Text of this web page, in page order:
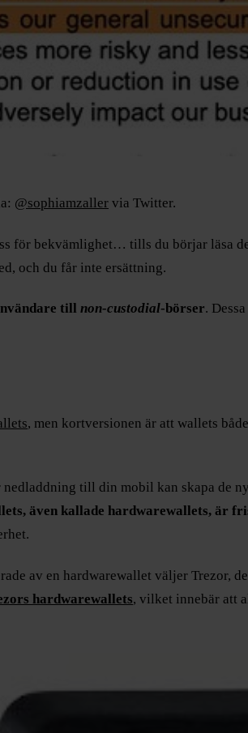
@sophiamzaller via Twitter.
för bekvämlighet… tills du börjar läsa
och du får inte ersättning.
till non-custodial-börser.
, men kortversionen är att wallets
till din mobil kan skapa de
även kallade hardwarewallets, är
av en hardwarewallet väljer Trezor,
hardwarewallets, vilket innebär att